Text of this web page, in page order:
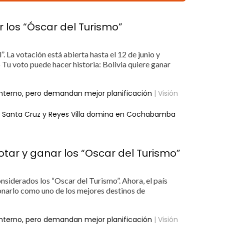
“Óscar del Turismo”
La votación está abierta hasta el 12 de junio y
voto puede hacer historia: Bolivia quiere ganar
pero demandan mejor planificación | Visión
Cruz y Reyes Villa domina en Cochabamba
y ganar los “Oscar del Turismo”
los “Oscar del Turismo”. Ahora, el país
como uno de los mejores destinos de
pero demandan mejor planificación | Visión